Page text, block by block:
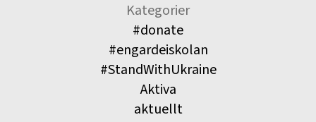
Kategorier
#donate
#engardeiskolan
#StandWithUkraine
Aktiva
aktuellt